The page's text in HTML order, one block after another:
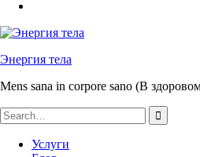
Сайт
Энергия тела
Mens sana in corpore sano (В
Search
for:
Услуги